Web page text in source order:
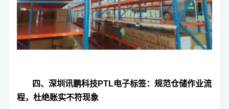
四、深圳讯鹏科技PTL电子标签：规范仓储作业流
程，杜绝账实不符现象